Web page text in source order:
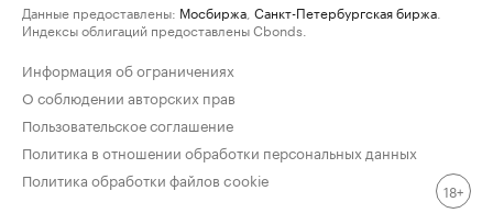
Данные предоставлены: Мосбиржа Санкт-Петербургская биржа
Индексы облигаций предоставлены Cbonds.
Информация об ограничениях
О соблюдении авторских прав
Пользовательское соглашение
Политика в отношении обработки персональных данных
Политика обработки файлов cookie
18+